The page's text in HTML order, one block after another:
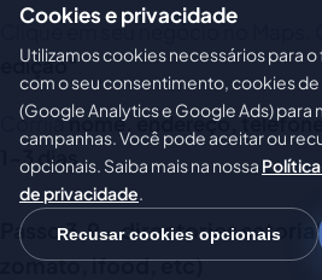
Clique em seu negócio no Maps.
edição".
Corrijanome, endereço, telefone
1-3 dias.
Passo 3.9 - directories
zomato, ifood, etc)
Cookies e privacidade
Utilizamos cookies necessários para
com o seu consentimento, cookies
(Google Analytics e Google Ads) para
campanhas. Você pode aceitar ou
opcionais. Saiba mais na nossa
de privacidade.
Recusar cookies opcionais